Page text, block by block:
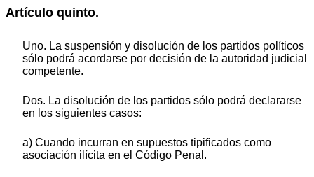
Artículo quinto.
Uno. La suspensión y disolución de los partidos políticos
sólo podrá acordarse por decisión de la autoridad judicial
competente.
Dos. La disolución de los partidos sólo podrá declararse
en los siguientes casos:
a) Cuando incurran en supuestos tipificados como
asociación ilícita en el Código Penal.